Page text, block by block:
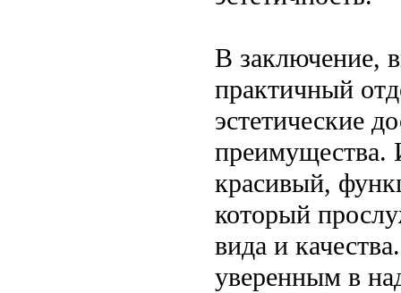
В заключение,
практичный
эстетические
преимущества.
красивый,
который
вида и
уверенным в